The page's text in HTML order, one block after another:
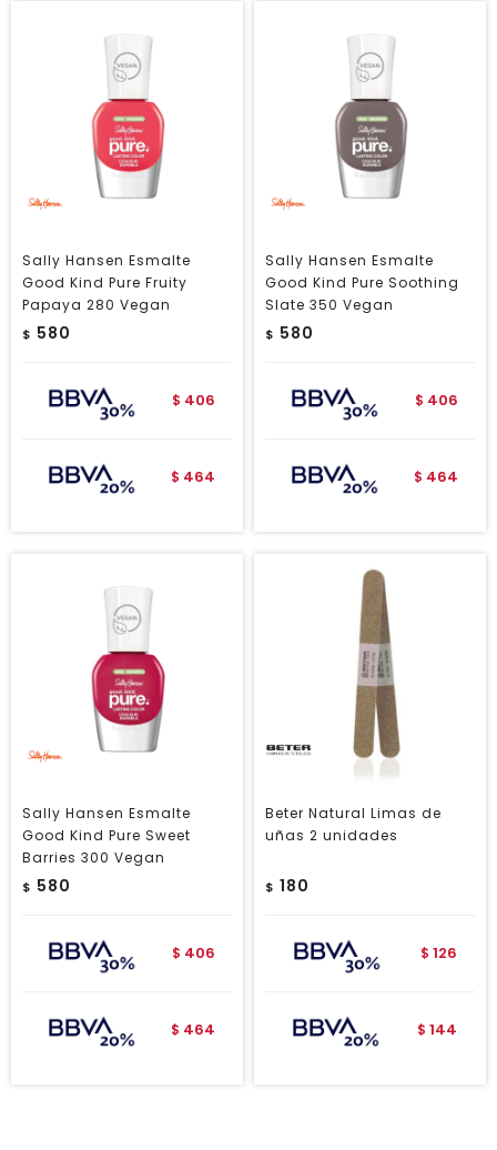
Sally Hansen Esmalte
Good Kind Pure Fruity
Papaya 280 Vegan
$ 580
$ 406
$ 464
Sally Hansen Esmalte
Good Kind Pure Soothing
Slate 350 Vegan
$ 580
$ 406
$ 464
Sally Hansen Esmalte
Good Kind Pure Sweet
Barries 300 Vegan
$ 580
$ 406
$ 464
Beter Natural Limas de
uñas 2 unidades
$ 180
$ 126
$ 144